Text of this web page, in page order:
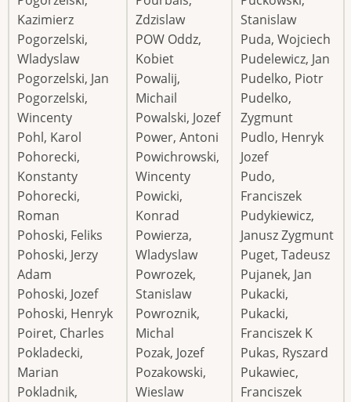
Kazimierz
Pogorzelski,
Wladyslaw
Pogorzelski, Jan
Pogorzelski,
Wincenty
Pohl, Karol
Pohorecki,
Konstanty
Pohorecki,
Roman
Pohoski, Feliks
Pohoski, Jerzy
Adam
Pohoski, Jozef
Pohoski, Henryk
Poiret, Charles
Pokladecki,
Marian
Pokladnik,
Zdzislaw
POW Oddz,
Kobiet
Powalij,
Michail
Powalski, Jozef
Power, Antoni
Powichrowski,
Wincenty
Powicki,
Konrad
Powierza,
Wladyslaw
Powrozek,
Stanislaw
Powroznik,
Michal
Pozak, Jozef
Pozakowski,
Wieslaw
Stanislaw
Puda, Wojciech
Pudelewicz, Jan
Pudelko, Piotr
Pudelko,
Zygmunt
Pudlo, Henryk
Jozef
Pudo,
Franciszek
Pudykiewicz,
Janusz Zygmunt
Puget, Tadeusz
Pujanek, Jan
Pukacki,
Pukacki,
Franciszek K
Pukas, Ryszard
Pukawiec,
Franciszek